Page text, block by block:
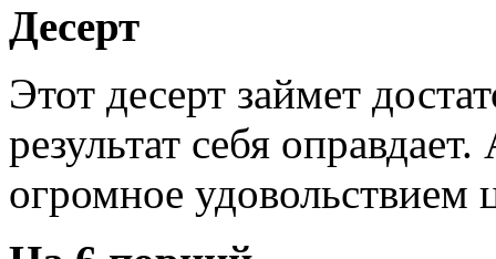
Десерт
Этот десерт займет
результат себя
огромное удовольствием